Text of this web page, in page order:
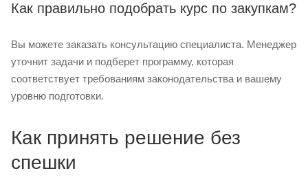
Как правильно подобрать курс по закупкам?
Вы можете заказать консультацию специалиста. Менеджер
уточнит задачи и подберет программу, которая
соответствует требованиям законодательства и вашему
уровню подготовки.
Как принять решение без
спешки